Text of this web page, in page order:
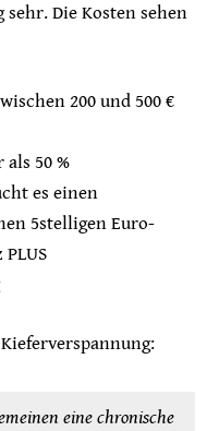
Die Kosten sehen
200 und 500 €
50 %
es einen
5stelligen Euro-
eine chronische